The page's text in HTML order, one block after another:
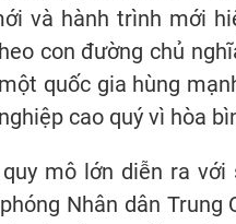
và hành trình mới
con đường chủ
quốc gia hùng
cao quý vì hòa
mô lớn diễn ra
Nhân dân Trung